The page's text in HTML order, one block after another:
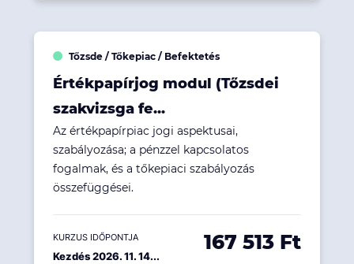
Tőzsde / Tőkepiac / Befektetés
Értékpapírjog modul (Tőzsdei
szakvizsga fe...
Az értékpapírpiac jogi aspektusai,
szabályozása; a pénzzel kapcsolatos
fogalmak, és a tőkepiaci szabályozás
összefüggései.
KURZUS IDŐPONTJA
Kezdés 2026. 11. 14...
167 513 Ft